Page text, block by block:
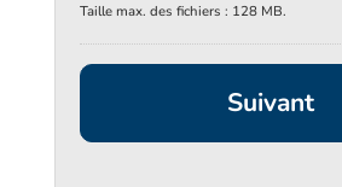
Taille max. des fichiers : 128 MB.